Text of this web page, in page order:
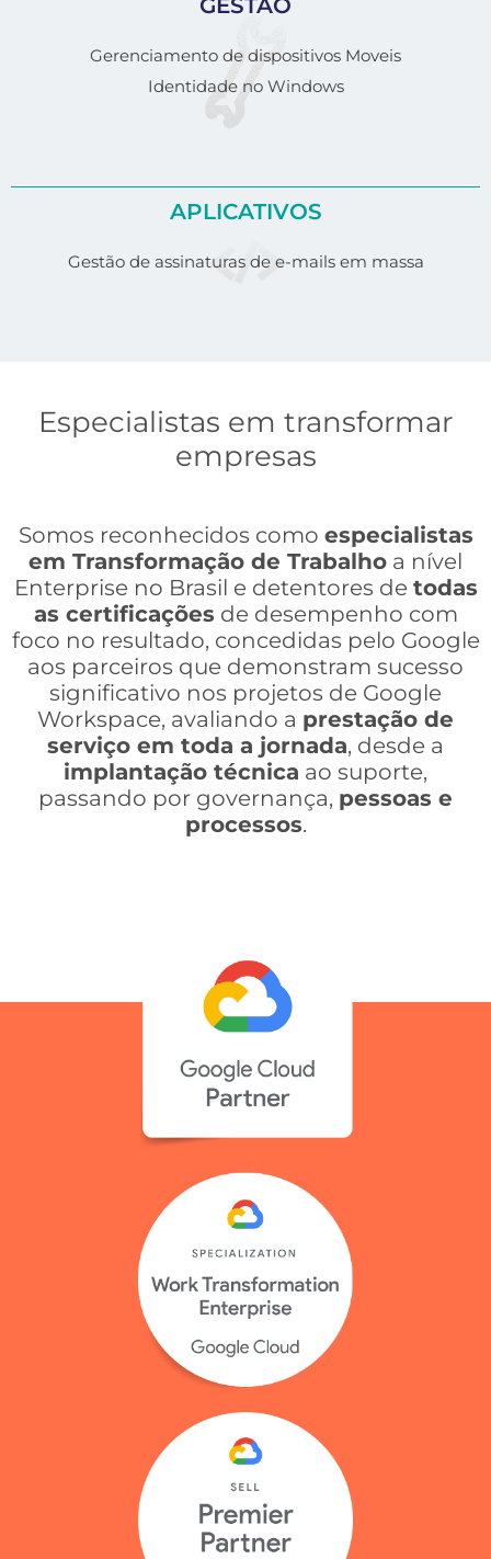
Gerenciamento de dispositivos Moveis
Identidade no Windows
APLICATIVOS
Gestão de assinaturas de e-mails em massa
Especialistas em transformar
empresas
Somos reconhecidos como especialistas
em Transformação de Trabalho a nível
Enterprise no Brasil e detentores de todas
as certificações de desempenho com
foco no resultado, concedidas pelo Google
aos parceiros que demonstram sucesso
significativo nos projetos de Google
Workspace, avaliando a prestação de
serviço em toda a jornada, desde a
implantação técnica ao suporte,
passando por governança, pessoas e
processos.